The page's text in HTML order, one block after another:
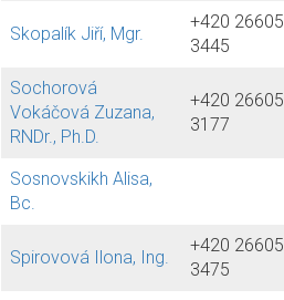
Skopalík Jiří, Mgr.
+420 26605
3445
Sochorová
Vokáčová Zuzana,
RNDr., Ph.D.
+420 26605
3177
Sosnovskikh Alisa,
Bc.
Spirovová Ilona, Ing.
+420 26605
3475